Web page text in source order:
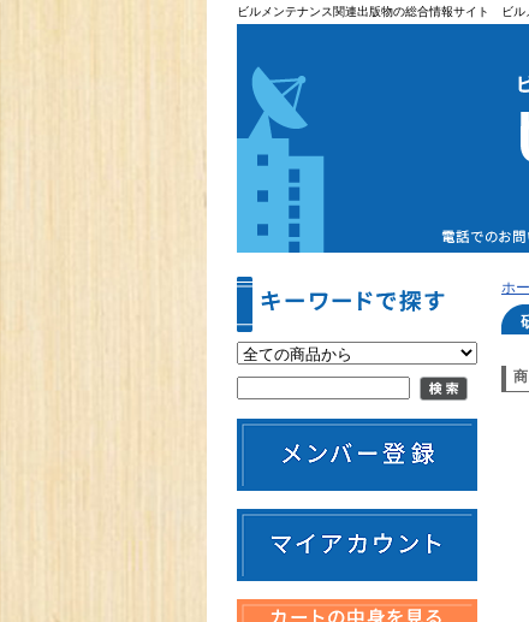
ビルメンテナンス関連出版物の総合情報サイト ビル
ホ